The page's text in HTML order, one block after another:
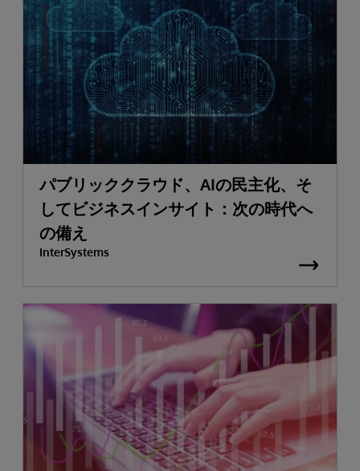
パブリッククラウド、AIの民主化、そ
してビジネスインサイト：次の時代へ
の備え
InterSystems